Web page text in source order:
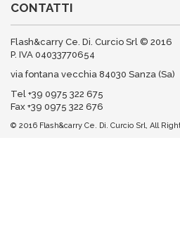
CONTATTI
Flash&carry Ce. Di. Curcio Srl © 2016
P. IVA 04033770654
via fontana vecchia 84030 Sanza (Sa)
Tel +39 0975 322 675
Fax +39 0975 322 676
© 2016 Flash&carry Ce. Di. Curcio Srl, All